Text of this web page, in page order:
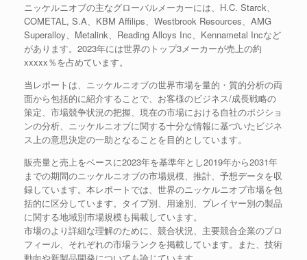
ニッケルニオブの主なグローバルメーカーには、H.C. Starck、
COMETAL, S.A、KBM Affilips、Westbrook Resources、AMG
Superalloy、Metalink、Reading Alloys Inc、Kennametal Incなど
があります。2023年には世界のトップ3メーカーが売上の約
xxxxx％を占めています。
当レポートは、ニッケルニオブの世界市場を量的・質的分析の両
面から包括的に紹介することで、お客様のビジネス/成長戦略の
策定、市場競争状況の把握、現在の市場における自社のポジショ
ンの分析、ニッケルニオブに関する十分な情報に基づいたビジネ
ス上の意思決定の一助となることを目的としています。
販売量と売上をベースに2023年を基準年とし2019年から2031年
までの期間のニッケルニオブの市場規模、推計、予想データを収
録しています。本レポートでは、世界のニッケルニオブ市場を包
括的に区分しています。タイプ別、用途別、プレイヤー別の製品
に関する地域別市場規模も掲載しています。
市場のより詳細な理解のために、競合状況、主要競合企業のプロ
フィール、それぞれの市場ランクを掲載しています。また、技術